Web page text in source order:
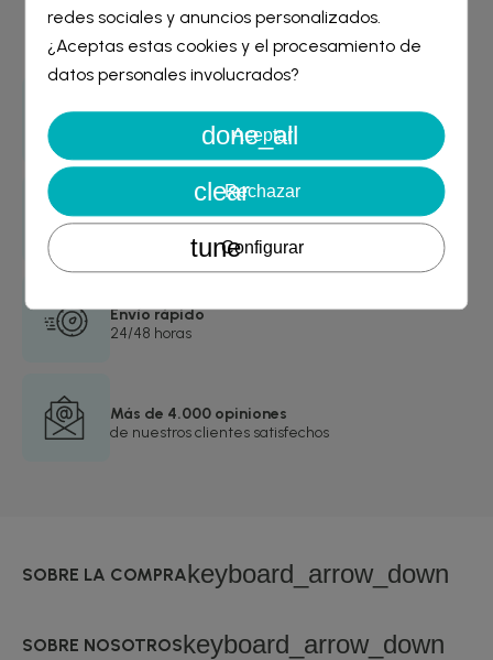
Por qué comprar enFarmacia Liceo
Entrega GRATIS
Garantía de devolución
Envío rápido
24/48 horas
Más de 4.000 opiniones
de nuestros clientes satisfechos
SOBRE LA COMPRAkeyboard_arrow_down
SOBRE NOSOTROSkeyboard_arrow_down
Nombre de la lista de deseos
Cancelar Crear lista de deseos
Debe iniciar sesión para guardar productos en su lista de
deseos.
Cancelar Iniciar sesión
redes sociales y anuncios personalizados.
¿Aceptas estas cookies y el procesamiento de
datos personales involucrados?
done_all
Aceptar
clearRechazar
tuneConfigurar